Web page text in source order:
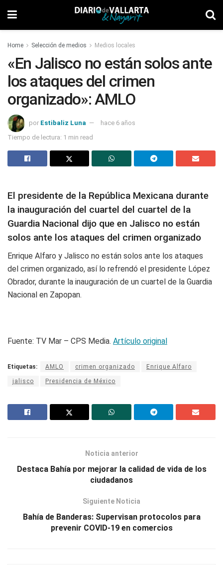
Home Selección de medios Medios locales
«En Jalisco no están solos ante
los ataques del crimen
organizado»: AMLO
por Estibaliz Luna
hace 6 años
Tiempo de lectura: 1 min read
El presidente de la República Mexicana durante
la inauguración del cuartel del cuartel de la
Guardia Nacional dijo que en Jalisco no están
solos ante los ataques del crimen organizado
Enrique Alfaro y Jalisco no están solos ante los ataques
del crimen organizado, así lo refrendó el presidente López
Obrador, durante la inauguración de un cuartel de la Guardia
Nacional en Zapopan.
Fuente: TV Mar – CPS Media. Artículo original
Etiquetas: AMLO crimen organizado Enrique Alfaro
jalisco Presidencia de México
Noticia anterior
Destaca Bahía por mejorar la calidad de vida de los
ciudadanos
Siguiente Noticia
Bahía de Banderas: Supervisan protocolos para
prevenir COVID-19 en comercios